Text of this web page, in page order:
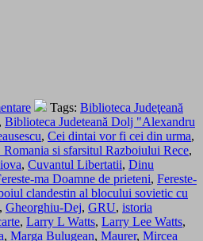
Tags: Biblioteca Judeţeană
, Biblioteca Judeteană Dolj "Alexandru
, Cei dintai vor fi cei din urma,
si sfarsitul Razboiului Rece,
, Cuvantul Libertatii, Dinu
ma Doamne de prieteni, Fereste-
clandestin al blocului sovietic cu
, Gheorghiu-Dej, GRU, istoria
, Larry L Watts, Larry Lee Watts,
, Marga Bulugean, Maurer, Mircea